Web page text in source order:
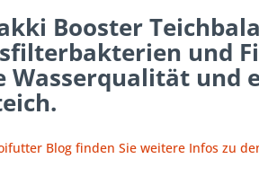
Booster
und
Wasserqualität und
Blog finden Sie weitere Infos zu